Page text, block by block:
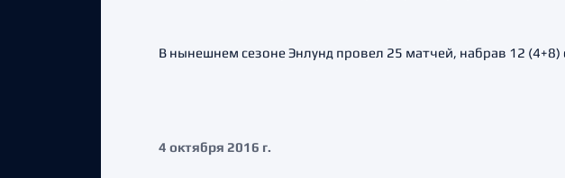
В нынешнем сезоне Энлунд провел 25 матчей, набрав 12 (4+8)
4 октября 2016 г.